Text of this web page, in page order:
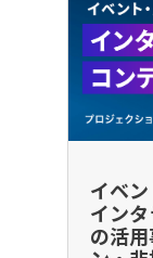
イベ
イン
の活